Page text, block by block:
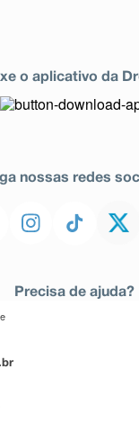
o aplicativo da
nossas redes
Precisa de ajuda?